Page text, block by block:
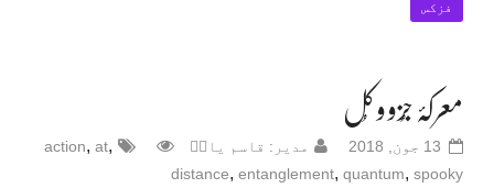
فزکس
معرکۂ جُزو و کُل
13 جون, 2018 مدیر: قاسم یادؔ action, at,
distance, entanglement, quantum, spooky